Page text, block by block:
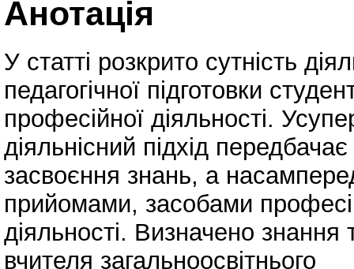
Анотація
У статті розкрито сутність
педагогічної підготовки
професійної діяльності.
діяльнісний підхід
засвоєння знань, а
прийомами, засобами
діяльності. Визначено знання
вчителя загальноосвітнього